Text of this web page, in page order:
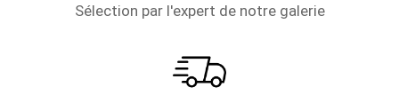
Sélection par l'expert de notre galerie